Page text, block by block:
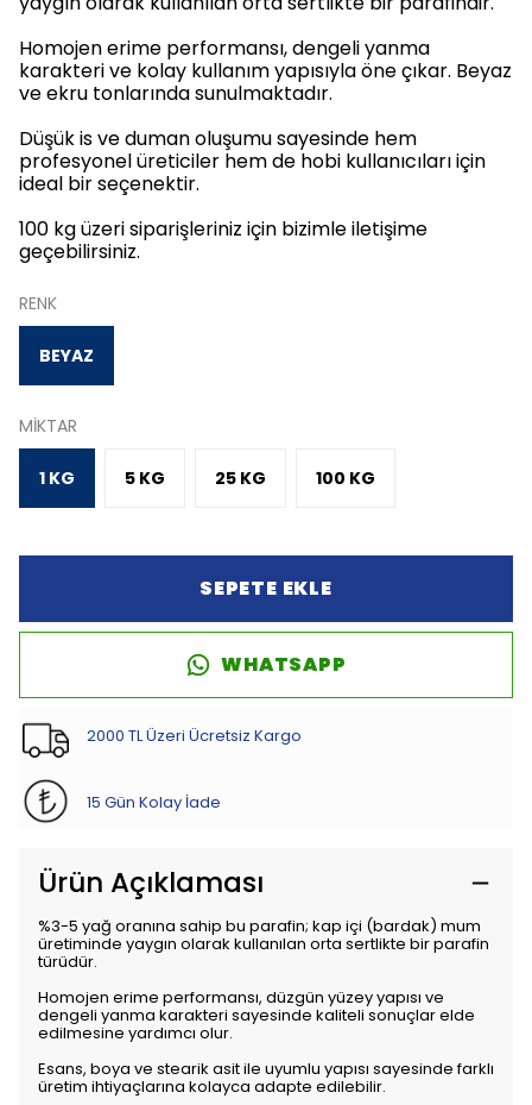
Homojen erime performansı, dengeli yanma
karakteri ve kolay kullanım yapısıyla öne çıkar. Beyaz
ve ekru tonlarında sunulmaktadır.
Düşük is ve duman oluşumu sayesinde hem
profesyonel üreticiler hem de hobi kullanıcıları için
ideal bir seçenektir.
100 kg üzeri siparişleriniz için bizimle iletişime
geçebilirsiniz.
RENK
BEYAZ
MİKTAR
1 KG 5 KG 25 KG 100 KG
SEPETE EKLE
WHATSAPP
2000 TL Üzeri Ücretsiz Kargo
15 Gün Kolay İade
Ürün Açıklaması
%3-5 yağ oranına sahip bu parafin; kap içi (bardak) mum
üretiminde yaygın olarak kullanılan orta sertlikte bir parafin
türüdür.
Homojen erime performansı, düzgün yüzey yapısı ve
dengeli yanma karakteri sayesinde kaliteli sonuçlar elde
edilmesine yardımcı olur.
Esans, boya ve stearik asit ile uyumlu yapısı sayesinde farklı
üretim ihtiyaçlarına kolayca adapte edilebilir.